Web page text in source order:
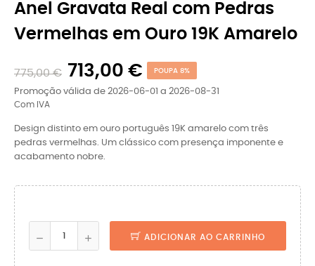
Anel Gravata Real com Pedras
Vermelhas em Ouro 19K Amarelo
775,00 € 713,00 € POUPA 8%
Promoção válida de 2026-06-01 a 2026-08-31
Com IVA
Design distinto em ouro português 19K amarelo com três
pedras vermelhas. Um clássico com presença imponente e
acabamento nobre.
ADICIONAR AO CARRINHO